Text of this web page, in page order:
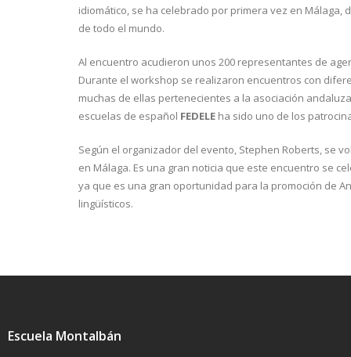
idiomático, se ha celebrado por primera vez en Málaga,
de todo el mundo.
Al encuentro acudieron unos 200 representantes de
Durante el workshop se realizaron encuentros con
muchas de ellas pertenecientes a la asociación
escuelas de español FEDELE ha sido uno de los
Según el organizador del evento, Stephen Roberts, se
en Málaga. Es una gran noticia que este encuentro se
ya que es una gran oportunidad para la promoción de
lingüísticos.
Escuela Montalbán